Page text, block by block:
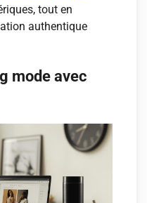
tout en
authentique
mode avec